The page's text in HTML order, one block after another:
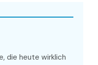
die heute wirklich